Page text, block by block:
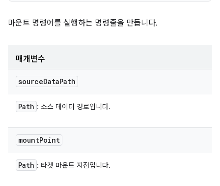
마운트 명령어를 실행하는 명령줄을 만듭니다.
매개변수
sourceDataPath
Path : 소스 데이터 경로입니다.
mountPoint
Path : 타겟 마운트 지점입니다.